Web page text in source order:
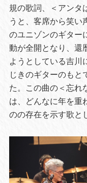
規の歌詞、＜アンタ
うと、客席から笑い
のユニゾンのギター
動が全開となり、還
ようとしている吉川
じきのギターのもと
た。この曲の＜忘
は、どんなに年を重
のの存在を示す歌と